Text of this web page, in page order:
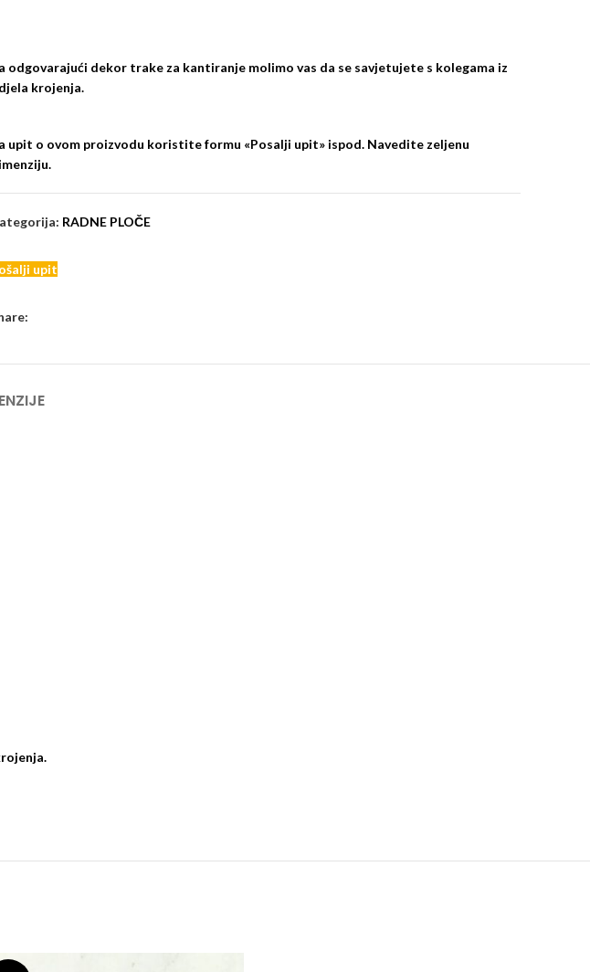
odgovarajući dekor trake za kantiranje molimo vas da se savjetujete s kolegama iz
krojenja.
upit o ovom proizvodu koristite formu «Posalji upit» ispod. Navedite zeljenu
RADNE PLOČE
upit